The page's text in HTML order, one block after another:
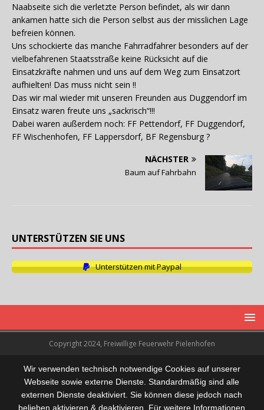
Naabseite sich die verletzte Person befindet, als wir dann
ankamen hatte sich die Person selbst aus der misslichen Lage
befreien können.
Uns schockierte das manche Fahrradfahrer besonders auf der
vielbefahrenen Staatsstraße keine Rücksicht auf die
Einsatzkräfte nahmen und uns auf dem Weg zum Einsatzort
aufhielten! Das muss nicht sein !!
Das wir mal wieder mit unseren Freunden aus Duggendorf im
Einsatz waren freute uns „sackrisch“!!!
Dabei waren außerdem noch: FF Pettendorf, FF Duggendorf,
FF Wischenhofen, FF Lappersdorf, BF Regensburg ?
NÄCHSTER
Baum auf Fahrbahn
UNTERSTÜTZEN SIE UNS
Unterstützen mit Paypal
Copyright 2024, Freiwillige Feuerwehr Pielenhofen
Wir verwenden technisch notwendige Cookies auf unserer
Webseite sowie externe Dienste. Standardmäßig sind alle
externen Dienste deaktiviert. Sie können diese jedoch nach
belieben aktivieren & deaktivieren. Für weitere Informationen